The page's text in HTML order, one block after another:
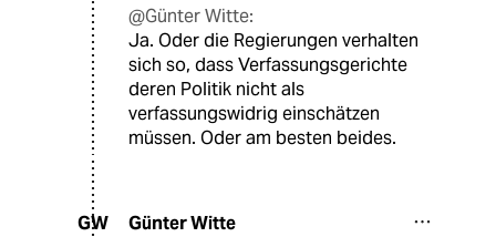
@Günter Witte:
Ja. Oder die Regierungen verhalten
sich so, dass Verfassungsgerichte
deren Politik nicht als
verfassungswidrig einschätzen
müssen. Oder am besten beides.
GW Günter Witte